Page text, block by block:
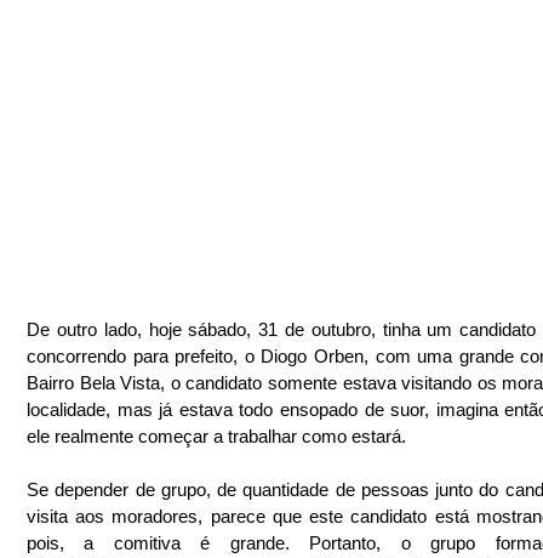
De outro lado, hoje sábado, 31 de outubro, tinha um candidato
concorrendo para prefeito, o Diogo Orben, com uma grande
Bairro Bela Vista, o candidato somente estava visitando os
localidade, mas já estava todo ensopado de suor, imagina
ele realmente começar a trabalhar como estará.
Se depender de grupo, de quantidade de pessoas junto do
visita aos moradores, parece que este candidato está
pois, a comitiva é grande. Portanto, o grupo